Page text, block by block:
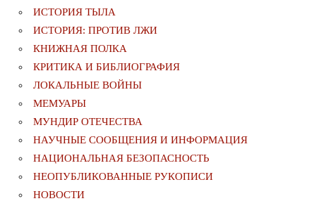
ИСТОРИЯ ТЫЛА
ИСТОРИЯ: ПРОТИВ ЛЖИ
КНИЖНАЯ ПОЛКА
КРИТИКА И БИБЛИОГРАФИЯ
ЛОКАЛЬНЫЕ ВОЙНЫ
МЕМУАРЫ
МУНДИР ОТЕЧЕСТВА
НАУЧНЫЕ СООБЩЕНИЯ И ИНФОРМАЦИЯ
НАЦИОНАЛЬНАЯ БЕЗОПАСНОСТЬ
НЕОПУБЛИКОВАННЫЕ РУКОПИСИ
НОВОСТИ